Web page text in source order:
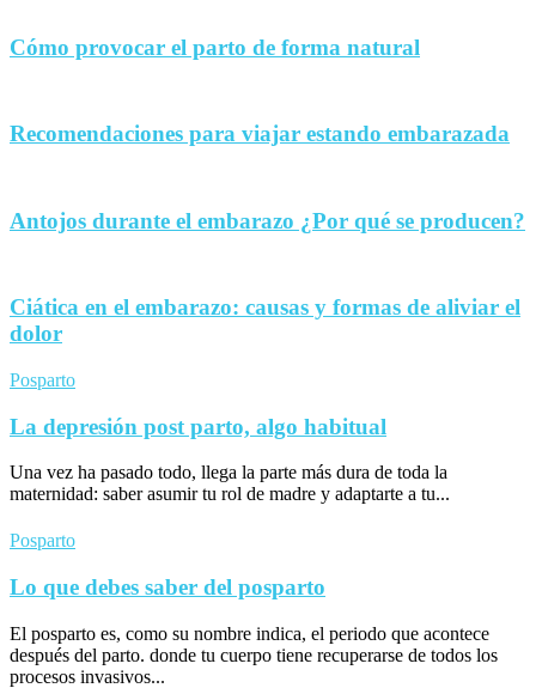
Cómo provocar el parto de forma natural
Recomendaciones para viajar estando embarazada
Antojos durante el embarazo ¿Por qué se producen?
Ciática en el embarazo: causas y formas de aliviar el
dolor
Posparto
La depresión post parto, algo habitual
Una vez ha pasado todo, llega la parte más dura de toda la
maternidad: saber asumir tu rol de madre y adaptarte a tu...
Posparto
Lo que debes saber del posparto
El posparto es, como su nombre indica, el periodo que acontece
después del parto. donde tu cuerpo tiene recuperarse de todos los
procesos invasivos...